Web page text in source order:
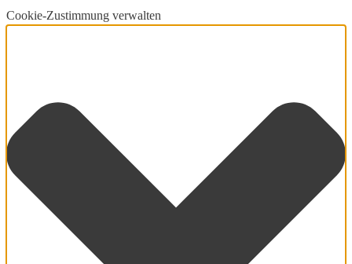
Cookie-Zustimmung verwalten